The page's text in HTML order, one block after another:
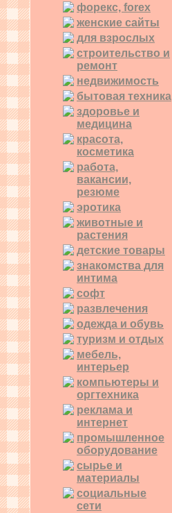
форекс, forex
женские сайты
для взрослых
строительство и
ремонт
недвижимость
бытовая техника
здоровье и
медицина
красота,
косметика
работа,
вакансии,
резюме
эротика
животные и
растения
детские товары
знакомства для
интима
софт
развлечения
одежда и обувь
туризм и отдых
мебель,
интерьер
компьютеры и
оргтехника
реклама и
интернет
промышленное
оборудование
сырье и
материалы
социальные
сети